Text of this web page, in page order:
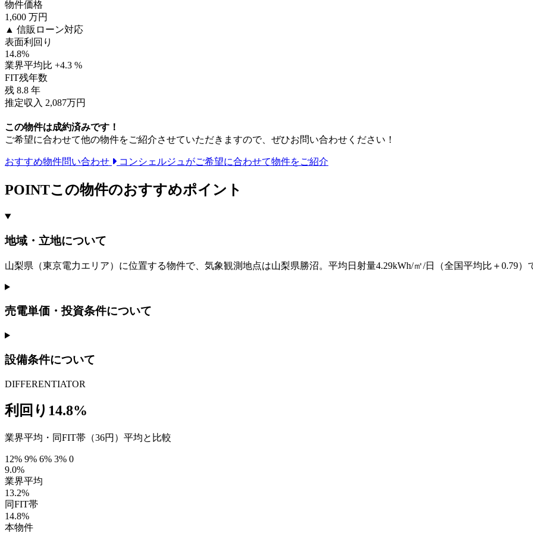
物件価格
1,600 万円
▲ 信販ローン対応
表面利回り
14.8%
業界平均比 +4.3 %
FIT残年数
残 8.8 年
推定収入 2,087万円
この物件は成約済みです！
ご希望に合わせて他の物件をご紹介させていただきますので、ぜひお問い合わせください！
おすすめ物件問い合わせ コンシェルジュがご希望に合わせて物件をご紹介
POINTこの物件のおすすめポイント
地域・立地について
山梨県（東京電力エリア）に位置する物件で、気象観測地点は山梨県勝沼。平均日射量4.29kWh/㎡/日（全国平均比＋0.79
売電単価・投資条件について
設備条件について
DIFFERENTIATOR
利回り14.8%
業界平均・同FIT帯（36円）平均と比較
12% 9% 6% 3% 0
9.0%
業界平均
13.2%
同FIT帯
14.8%
本物件